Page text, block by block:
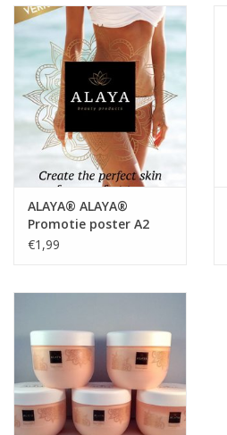
Onderdelen
Ventilatoren / Afzuiging
Promotie materiaal
Salon kleding
Vraag hier om een vrijblijvend
Suntana
Sjolie
ALAYA® ALAYA®
Promotie poster A2
€1,99